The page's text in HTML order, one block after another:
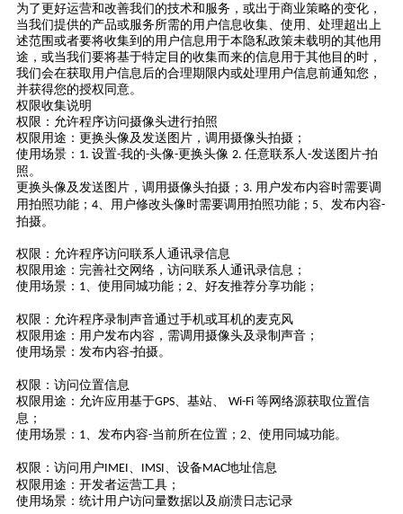
为了更好运营和改善我们的技术和服务，或出于商业策略的变化，
当我们提供的产品或服务所需的用户信息收集、使用、处理超出上
述范围或者要将收集到的用户信息用于本隐私政策未载明的其他用
途，或当我们要将基于特定目的收集而来的信息用于其他目的时，
我们会在获取用户信息后的合理期限内或处理用户信息前通知您，
并获得您的授权同意。
权限收集说明
权限：允许程序访问摄像头进行拍照
权限用途：更换头像及发送图片，调用摄像头拍摄；
使用场景： 1. 设置-我的-头像-更换头像 2. 任意联系人 -发送图片-拍
照。
更换头像及发送图片，调用摄像头拍摄； 3. 用户发布内容时需要调
用拍照功能； 4、用户修改头像时需要调用拍照功能； 5、发布内容-
拍摄。
权限：允许程序访问联系人通讯录信息
权限用途：完善社交网络，访问联系人通讯录信息；
使用场景： 1 、使用同城功能； 2、好友推荐分享功能；
权限：允许程序录制声音通过手机或耳机的麦克风
权限用途：用户发布内容，需调用摄像头及录制声音；
使用场景：发布内容-拍摄。
权限：访问位置信息
权限用途：允许应用基于GPS、基站、 Wi-Fi 等网络源获取位置信
息；
使用场景： 1 、发布内容-当前所在位置； 2、使用同城功能。
权限：访问用户IMEI IMSI 、设备MAC地址信息
权限用途：开发者运营工具；
使用场景：统计用户访问量数据以及崩溃日志记录